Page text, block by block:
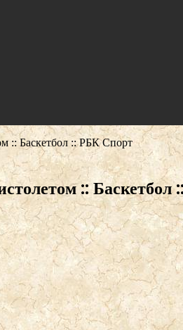
:: Баскетбол :: РБК Спорт
::